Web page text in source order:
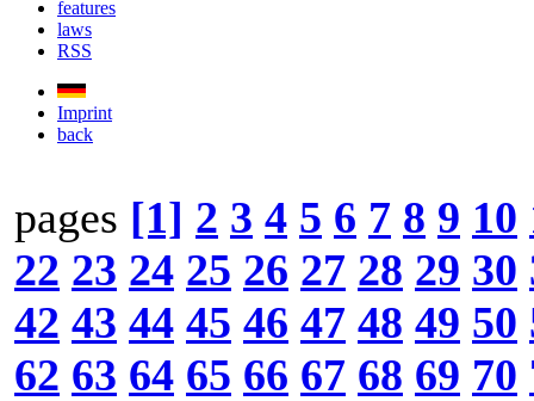
features
laws
RSS
Imprint
back
pages [1] 2 3 4 5 6 7 8 9 10
22 23 24 25 26 27 28 29 30
42 43 44 45 46 47 48 49 50
62 63 64 65 66 67 68 69 70